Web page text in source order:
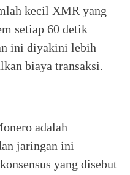
kecil XMR yang
setiap 60 detik
ini diyakini lebih
biaya transaksi.
adalah
jaringan ini
yang disebut